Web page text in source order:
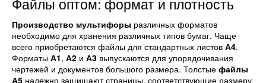
Файлы оптом: формат и плотность
Производство мультифоры различных форматов
необходимо для хранения различных типов бумаг. Чаще
всего приобретаются файлы для стандартных листов А4.
Форматы А1, А2 и А3 выпускаются для упорядочивания
чертежей и документов большого размера. Толстые файлы
А5 надежно защищают страницы, соответствующие размеру